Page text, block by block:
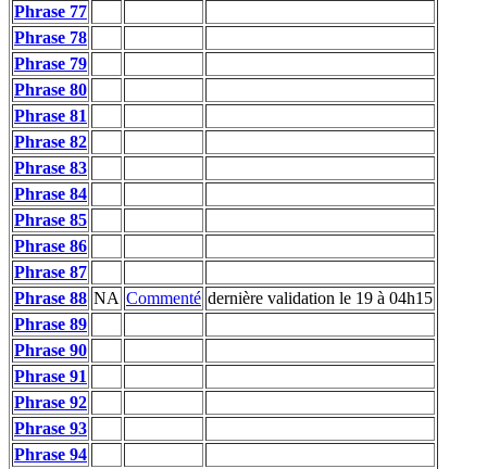
Phrase 77
Phrase 78
Phrase 79
Phrase 80
Phrase 81
Phrase 82
Phrase 83
Phrase 84
Phrase 85
Phrase 86
Phrase 87
Phrase 88 NA Commenté dernière validation le 19 à 04h15
Phrase 89
Phrase 90
Phrase 91
Phrase 92
Phrase 93
Phrase 94